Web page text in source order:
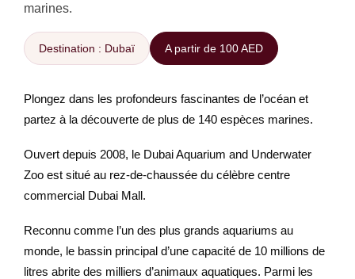
marines.
Destination : Dubaï A partir de 100 AED
Plongez dans les profondeurs fascinantes de l’océan et
partez à la découverte de plus de 140 espèces marines.
Ouvert depuis 2008, le Dubai Aquarium and Underwater
Zoo est situé au rez-de-chaussée du célèbre centre
commercial Dubai Mall.
Reconnu comme l’un des plus grands aquariums au
monde, le bassin principal d’une capacité de 10 millions de
litres abrite des milliers d’animaux aquatiques. Parmi les